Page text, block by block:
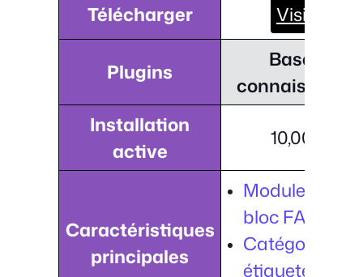
Télécharger
Visiter
Plugins
Base de
Installation
active
10,000+
Caractéristiques
principales
Module FAQ
bloc FAQ.
Catégoriser et
étiqueter les